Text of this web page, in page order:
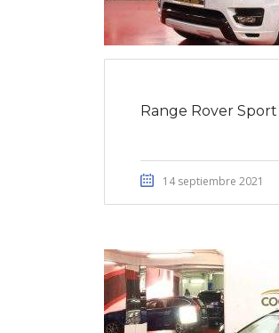
Range Rover Sport
14 septiembre 2021